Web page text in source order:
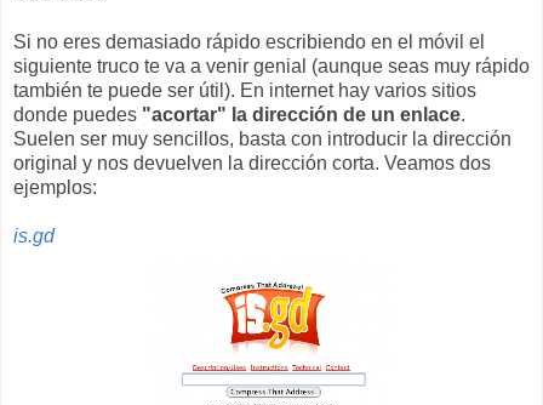
Si no eres demasiado rápido escribiendo en el móvil el
siguiente truco te va a venir genial (aunque seas muy rápido
también te puede ser útil). En internet hay varios sitios
donde puedes "acortar" la dirección de un enlace.
Suelen ser muy sencillos, basta con introducir la dirección
original y nos devuelven la dirección corta. Veamos dos
ejemplos:
is.gd